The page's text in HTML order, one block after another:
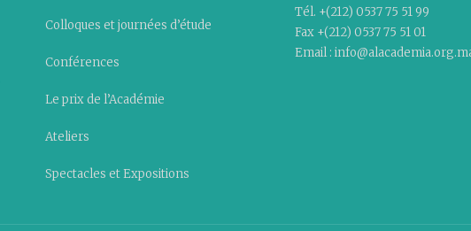
Colloques et journées d’étude
Conférences
Le prix de l’Académie
Ateliers
Spectacles et Expositions
Tél. +(212) 0537 75 51 99
Fax +(212) 0537 75 51 01
Email :